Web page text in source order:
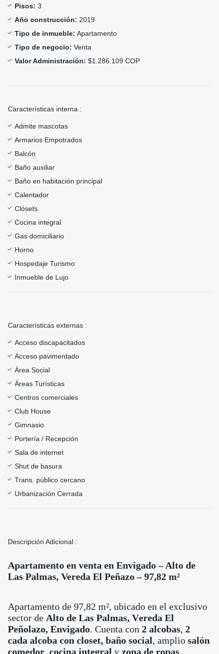
Pisos: 3
Año construcción: 2019
Tipo de inmueble: Apartamento
Tipo de negocio: Venta
Valor Administración: $1.286.109 COP
Características interna :
Admite mascotas
Armarios Empotrados
Balcón
Baño auxiliar
Baño en habitación principal
Calentador
Clósets
Cocina integral
Gas domiciliario
Horno
Hospedaje Turismo
Inmueble de Lujo
Características externas :
Acceso discapacitados
Acceso pavimentado
Área Social
Áreas Turísticas
Centros comerciales
Club House
Gimnasio
Portería / Recepción
Sala de internet
Shut de basura
Trans. público cercano
Urbanización Cerrada
Descripción Adicional :
Apartamento en venta en Envigado – Alto de
Las Palmas, Vereda El Peñazo – 97,82 m²
Apartamento de 97,82 m², ubicado en el exclusivo
sector de Alto de Las Palmas, Vereda El
Peñolazo, Envigado. Cuenta con 2 alcobas, 2
cada alcoba con closet, baño social, amplio salón
comedor cocina integral y zona de ropas